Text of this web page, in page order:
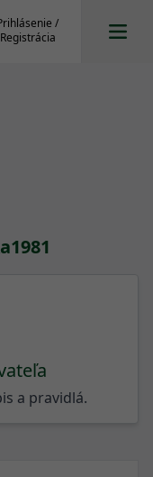
/
Registrácia
a pravidlá.